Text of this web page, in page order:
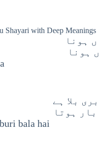
ہونا
ہونا
بلا ہے
ہوتا
bala hai